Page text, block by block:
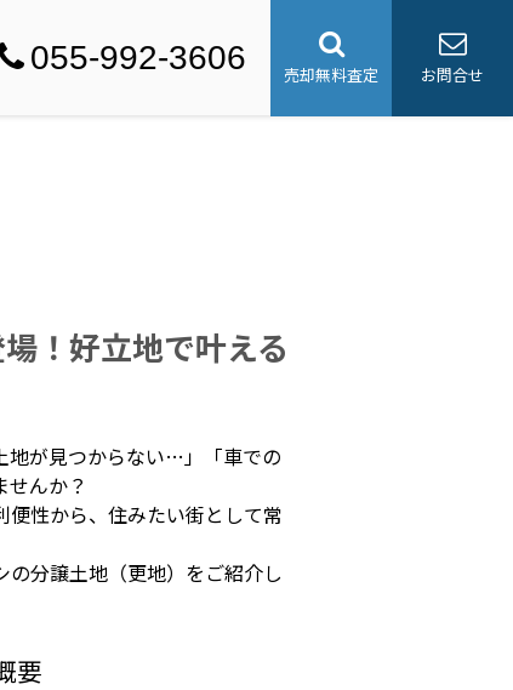
055-992-3606 売却無料査定 お問合せ
！好立地で叶える
地が見つからない…」「車での
んか？
性から、住みたい街として常
分譲土地（更地）をご紹介し
要